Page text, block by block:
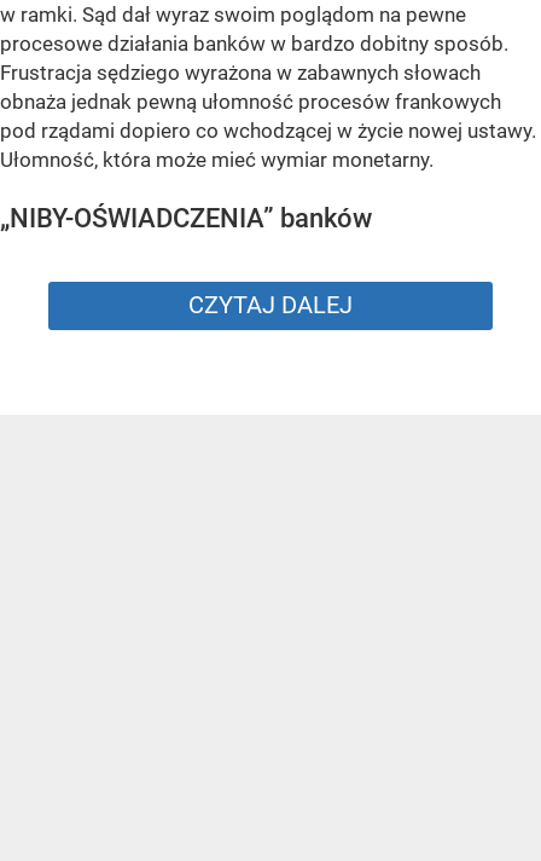
w ramki. Sąd dał wyraz swoim poglądom na pewne
procesowe działania banków w bardzo dobitny sposób.
Frustracja sędziego wyrażona w zabawnych słowach
obnaża jednak pewną ułomność procesów frankowych
pod rządami dopiero co wchodzącej w życie nowej ustawy.
Ułomność, która może mieć wymiar monetarny.
„NIBY-OŚWIADCZENIA” banków
CZYTAJ DALEJ